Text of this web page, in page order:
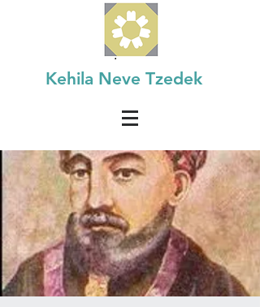
Kehila Neve Tzedek